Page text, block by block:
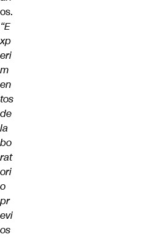
os.
“E
xp
eri
m
en
tos
de
la
bo
rat
ori
o
pr
evi
os